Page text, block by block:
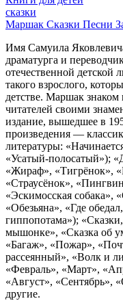
сказки
Маршак Сказки Песни
Имя Самуила
драматурга и
отечественной детской
такого взрослого,
детстве. Маршак
читателей своими
издание, вышедшее в
произведения —
литературы:
«Усатый-полосатый»);
«Жираф», «Тигрёнок»,
«Страусёнок»,
«Эскимосская собака»,
«Обезьяна», «Где
гиппопотама»);
мышонке», «Сказка об
«Багаж», «Пожар»,
рассеянный», «Волк и
«Февраль», «Март»,
«Август», «Сентябрь»,
другие.